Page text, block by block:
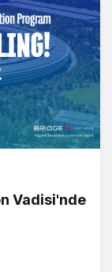
Vadisi'nde